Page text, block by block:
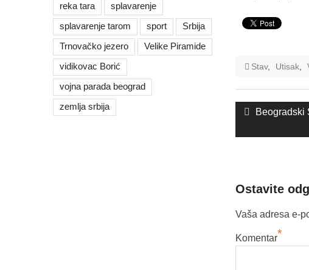
Stav, Utisak
Kretanje
članka
Previous
Beogradski
Ostavite
Vaša adresa e-
Komentar*
reka tara
splavarenje
splavarenje tarom
sport
Srbija
Trnovačko jezero
Velike Piramide
vidikovac Borić
vojna parada beograd
zemlja srbija